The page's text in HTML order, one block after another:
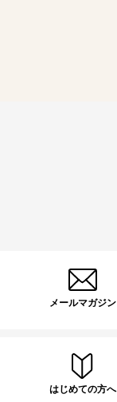
メールマガジン
はじめての方へ